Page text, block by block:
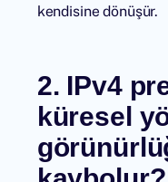
kendisine dönüşür.
2. IPv4
küresel